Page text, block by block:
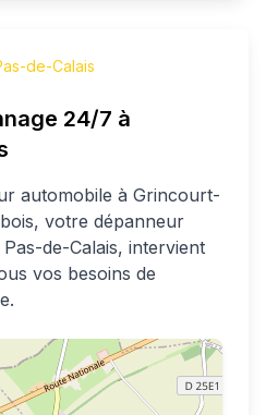
de-Calais
24/7 à
automobile à Grincourt-
, votre dépanneur
de-Calais, intervient
vos besoins de